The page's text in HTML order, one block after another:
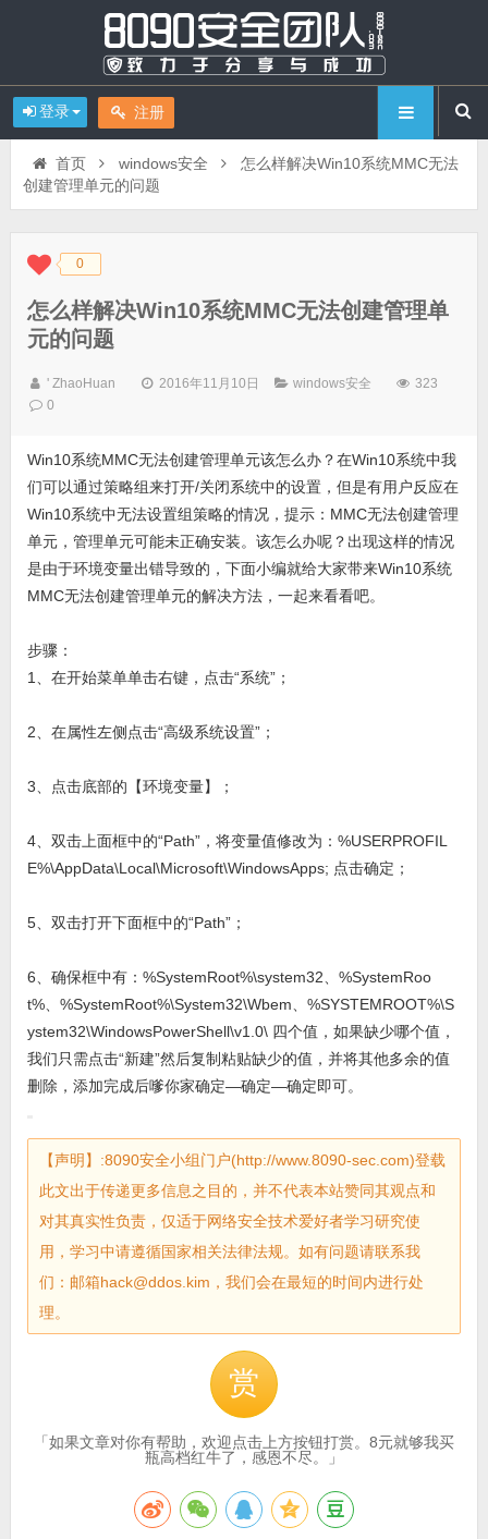
登录 注册
首页 windows安全
怎么样解决Win10系统MMC无法
创建管理单元的问题
◆◆ 0
怎么样解决Win10系统MMC无法创建管理单
元的问题
' ZhaoHuan 2016年11月10日 windows安全
323
0
Win10系统MMC无法创建管理单元该怎么办？在Win10系统中我
们可以通过策略组来打开/关闭系统中的设置，但是有用户反应在
Win10系统中无法设置组策略的情况，提示：MMC无法创建管理
单元，管理单元可能未正确安装。该怎么办呢？出现这样的情况
是由于环境变量出错导致的，下面小编就给大家带来Win10系统
MMC无法创建管理单元的解决方法，一起来看看吧。
步骤：
1、在开始菜单单击右键，点击“系统”；
2、在属性左侧点击“高级系统设置”；
3、点击底部的【环境变量】；
4、双击上面框中的“Path”，将变量值修改为：%USERPROFIL
E%\AppData\Local\Microsoft\WindowsApps; 点击确定；
5、双击打开下面框中的“Path”；
6、确保框中有：%SystemRoot%\system32、%SystemRoo
t%、%SystemRoot%\System32\Wbem、%SYSTEMROOT%\S
ystem32\WindowsPowerShell\v1.0\ 四个值，如果缺少哪个值，
我们只需点击“新建”然后复制粘贴缺少的值，并将其他多余的值
删除，添加完成后嗲你家确定—确定—确定即可。
【声明】:8090安全小组门户(http://www.8090-sec.com)登载
此文出于传递更多信息之目的，并不代表本站赞同其观点和
对其真实性负责，仅适于网络安全技术爱好者学习研究使
用，学习中请遵循国家相关法律法规。如有问题请联系我
们：邮箱hack@ddos.kim，我们会在最短的时间内进行处
理。
赏
「如果文章对你有帮助，欢迎点击上方按钮打赏。8元就够我买
瓶高档红牛了，感恩不尽。」